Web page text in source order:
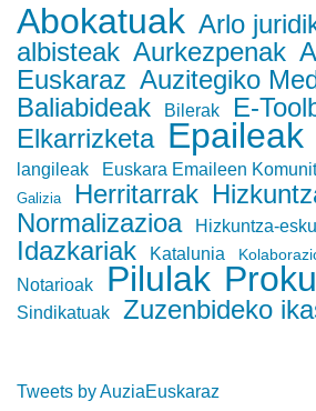
Abokatuak Arlo
albisteak Aurkezpenak
Euskaraz Auzitegiko
Baliabideak
Bilerak
E-
Elkarrizketa Epaileak
langileak
Euskara Emaileen
Galizia Herritarrak
Normalizazioa
Hizkuntza-
Idazkariak Katalunia
Notarioak
Pilulak
Sindikatuak Zuzenbideko
Tweets by AuziaEuskaraz